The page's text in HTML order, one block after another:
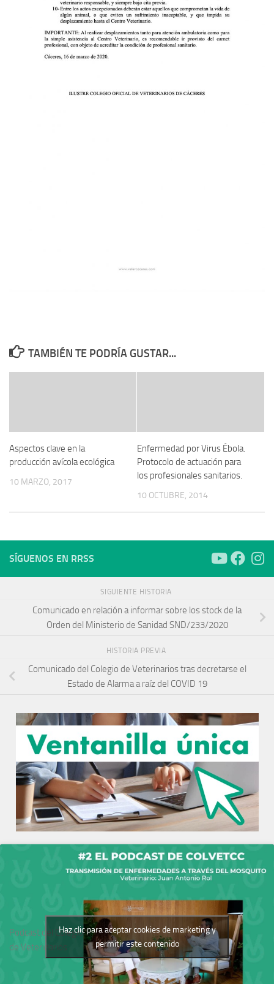
TAMBIÉN TE PODRÍA GUSTAR...
Aspectos clave en la
producción avícola ecológica
10 MARZO, 2017
Enfermedad por Virus Ébola.
Protocolo de actuación para
los profesionales sanitarios.
10 OCTUBRE, 2014
SÍGUENOS EN RRSS
SIGUIENTE HISTORIA
Comunicado en relación a informar sobre los stock de la
Orden del Ministerio de Sanidad SND/233/2020
HISTORIA PREVIA
Comunicado del Colegio de Veterinarios tras decretarse el
Estado de Alarma a raíz del COVID 19
Podcast del Colegio
de Veterinarios
Haz clic para aceptar cookies de marketing y
permitir este contenido